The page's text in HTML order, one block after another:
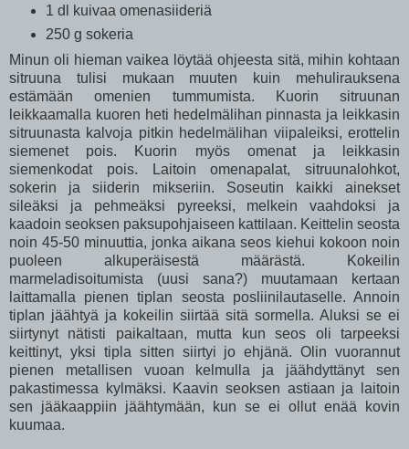
1 dl kuivaa omenasiideriä
250 g sokeria
Minun oli hieman vaikea löytää ohjeesta sitä, mihin kohtaan
sitruuna tulisi mukaan muuten kuin mehulirauksena
estämään omenien tummumista. Kuorin sitruunan
leikkaamalla kuoren heti hedelmälihan pinnasta ja leikkasin
sitruunasta kalvoja pitkin hedelmälihan viipaleiksi, erottelin
siemenet pois. Kuorin myös omenat ja leikkasin
siemenkodat pois. Laitoin omenapalat, sitruunalohkot,
sokerin ja siiderin mikseriin. Soseutin kaikki ainekset
sileäksi ja pehmeäksi pyreeksi, melkein vaahdoksi ja
kaadoin seoksen paksupohjaiseen kattilaan. Keittelin seosta
noin 45-50 minuuttia, jonka aikana seos kiehui kokoon noin
puoleen alkuperäisestä määrästä. Kokeilin
marmeladisoitumista (uusi sana?) muutamaan kertaan
laittamalla pienen tiplan seosta posliinilautaselle. Annoin
tiplan jäähtyä ja kokeilin siirtää sitä sormella. Aluksi se ei
siirtynyt nätisti paikaltaan, mutta kun seos oli tarpeeksi
keittinyt, yksi tipla sitten siirtyi jo ehjänä. Olin vuorannut
pienen metallisen vuoan kelmulla ja jäähdyttänyt sen
pakastimessa kylmäksi. Kaavin seoksen astiaan ja laitoin
sen jääkaappiin jäähtymään, kun se ei ollut enää kovin
kuumaa.